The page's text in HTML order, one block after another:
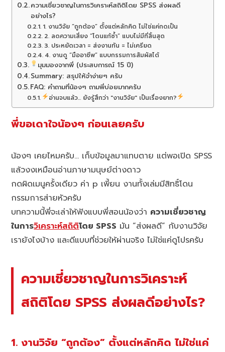
ความเชี่ยวชาญในการวิเคราะห์สถิติโดย SPSS ส่งผลดี
อย่างไร?
1. งานวิจัย “ถูกต้อง” ตั้งแต่หลักคิด ไม่ใช่แค่กดเป็น
2. ลดความเสี่ยง “โดนแก้ซ้ำ” แบบไม่มีที่สิ้นสุด
3. ประหยัดเวลา = ส่งงานทัน = ไม่เครียด
4. งานดู “มืออาชีพ” แบบกรรมการสัมผัสได้
มุมมองจากพี่ (ประสบการณ์ 15 ปี)
Summary: สรุปให้จำง่ายๆ ครับ
FAQ: คำถามที่น้องๆ ถามพี่บ่อยมากครับ
อ่านจบแล้ว... ยังรู้สึกว่า "งานวิจัย" เป็นเรื่องยาก?
พี่ขอเดาใจน้องๆ ก่อนเลยครับ
น้องๆ เคยไหมครับ… เก็บข้อมูลมาแทบตาย แต่พอเปิด SPSS
แล้วงงเหมือนอ่านภาษามนุษย์ต่างดาว
กดผิดเมนูครั้งเดียว ค่า p เพี้ยน งานทั้งเล่มมีสิทธิ์โดน
กรรมการส่ายหัวครับ
บทความนี้พี่จะเล่าให้ฟังแบบพี่สอนน้องว่า ความเชี่ยวชาญ
ในการวิเคราะห์สถิติโดย SPSS มัน “ส่งผลดี” กับงานวิจัย
เรายังไงบ้าง และดีแบบที่ช่วยให้ผ่านจริง ไม่ใช่แค่ดูโปรครับ
ความเชี่ยวชาญในการวิเคราะห์
สถิติโดย SPSS ส่งผลดีอย่างไร?
1. งานวิจัย “ถูกต้อง” ตั้งแต่หลักคิด ไม่ใช่แค่